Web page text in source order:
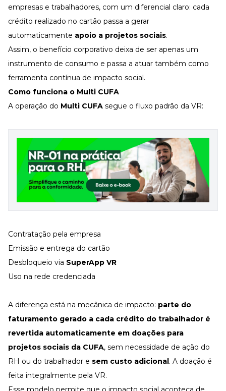
empresas e trabalhadores, com um diferencial claro: cada
crédito realizado no cartão passa a gerar
automaticamente apoio a projetos sociais.
Assim, o benefício corporativo deixa de ser apenas um
instrumento de consumo e passa a atuar também como
ferramenta contínua de impacto social.
Como funciona o Multi CUFA
A operação do Multi CUFA segue o fluxo padrão da VR:
Contratação pela empresa
Emissão e entrega do cartão
Desbloqueio via SuperApp VR
Uso na rede credenciada
A diferença está na mecânica de impacto: parte do
faturamento gerado a cada crédito do trabalhador é
revertida automaticamente em doações para
projetos sociais da CUFA, sem necessidade de ação do
RH ou do trabalhador e sem custo adicional. A doação é
feita integralmente pela VR.